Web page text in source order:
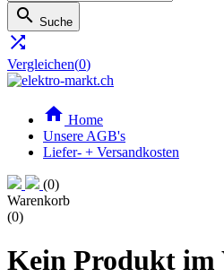
 Suche

Vergleichen(0)
 Home
Unsere AGB's
Liefer- + Versandkosten
(0)
Warenkorb
(0)
Kein Produkt im